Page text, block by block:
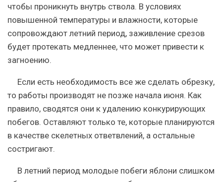
чтобы проникнуть внутрь ствола. В условиях
повышенной температуры и влажности, которые
сопровождают летний период, заживление срезов
будет протекать медленнее, что может привести к
загноению.
Если есть необходимость все же сделать обрезку,
то работы производят не позже начала июня. Как
правило, сводятся они к удалению конкурирующих
побегов. Оставляют только те, которые планируются
в качестве скелетных ответвлений, а остальные
состригают.
В летний период молодые побеги яблони слишком